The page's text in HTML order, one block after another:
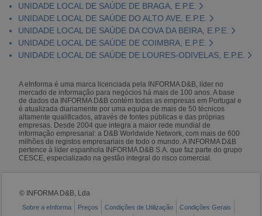
UNIDADE LOCAL DE SAÚDE DE BRAGA, E.P.E.
UNIDADE LOCAL DE SAÚDE DO ALTO AVE, E.P.E.
UNIDADE LOCAL DE SAÚDE DA COVA DA BEIRA, E.P.E.
UNIDADE LOCAL DE SAÚDE DE COIMBRA, E.P.E.
UNIDADE LOCAL DE SAÚDE DE LOURES-ODIVELAS, E.P.E.
A eInforma é uma marca licenciada pela INFORMA D&B, líder no
mercado de informação para negócios há mais de 100 anos. A base
de dados da INFORMA D&B contém todas as empresas em Portugal e
é atualizada diariamente por uma equipa de mais de 50 técnicos
altamente qualificados, através de fontes públicas e das próprias
empresas. Desde 2004 que integra a maior rede mundial de
informação empresarial: a D&B Worldwide Network, com mais de 600
milhões de registos empresariais de todo o mundo. A INFORMA D&B
pertence à líder espanhola INFORMA D&B S.A. que faz parte do grupo
CESCE, especializado na gestão integral do risco comercial.
© INFORMA D&B, Lda
Sobre a eInforma Preços Condições de Utilização Condições Gerais